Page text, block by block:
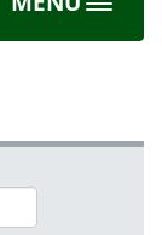
Toggle